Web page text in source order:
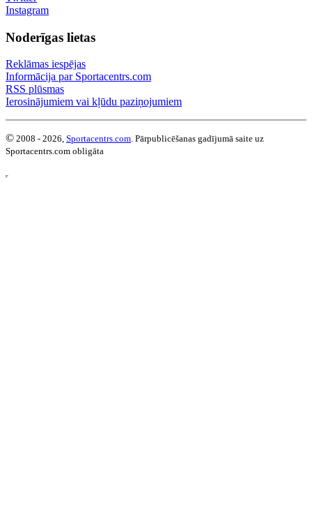
Instagram
Noderīgas lietas
Reklāmas iespējas
Informācija par Sportacentrs.com
RSS plūsmas
Ierosinājumiem vai kļūdu paziņojumiem
© 2008 - 2026, Sportacentrs.com. Pārpublicēšanas gadījumā saite uz
Sportacentrs.com obligāta